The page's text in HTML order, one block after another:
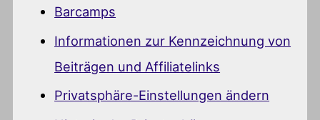
Barcamps
Informationen zur Kennzeichnung von
Beiträgen und Affiliatelinks
Privatsphäre-Einstellungen ändern